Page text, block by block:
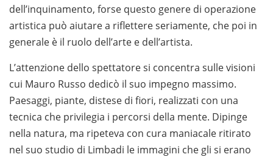
dell’inquinamento, forse questo genere di operazione
artistica può aiutare a riflettere seriamente, che poi in
generale è il ruolo dell’arte e dell’artista.
L’attenzione dello spettatore si concentra sulle visioni
cui Mauro Russo dedicò il suo impegno massimo.
Paesaggi, piante, distese di fiori, realizzati con una
tecnica che privilegia i percorsi della mente. Dipinge
nella natura, ma ripeteva con cura maniacale ritirato
nel suo studio di Limbadi le immagini che gli si erano